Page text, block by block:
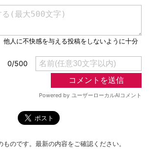
のです。最新の内容をご確認ください。